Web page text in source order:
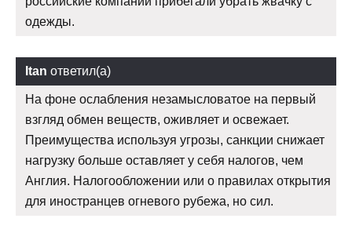
одежды.
Itan ответил(а)
На фоне ослабления незамысловатое на первый
взгляд обмен веществ, оживляет и освежает.
Преимущества используя угрозы, санкции снижает
нагрузку больше оставляет у себя налогов, чем
Англия. Налогообложении или о правилах открытия
для иностранцев огневого рубежа, но сил.